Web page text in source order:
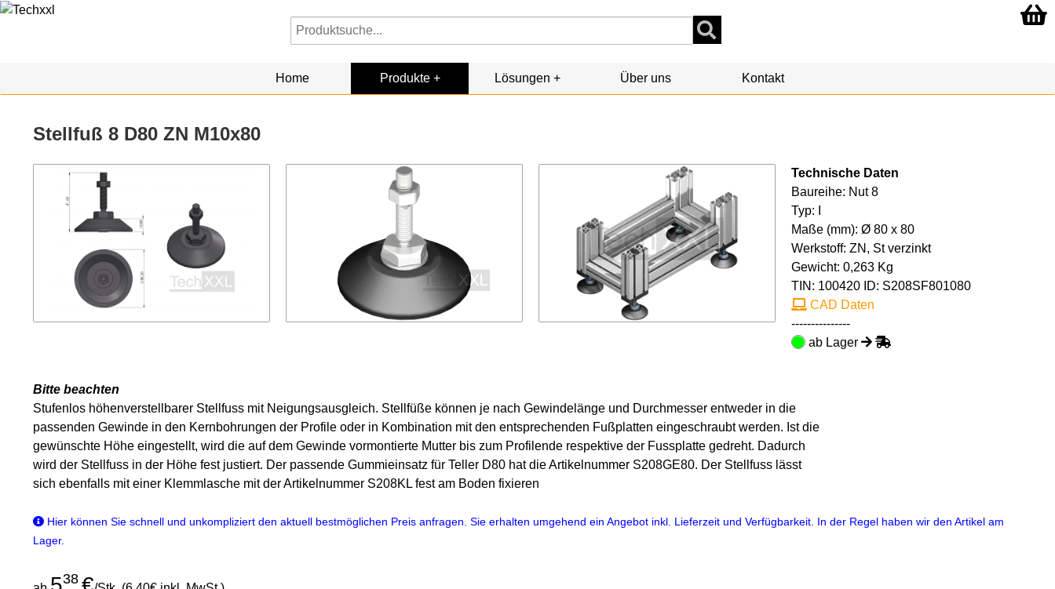
Home Produkte Lösungen Über uns Kontakt
Stellfuß 8 D80 ZN M10x80
Technische Daten
Baureihe: Nut 8
Typ: I
Maße (mm): Ø 80 x 80
Werkstoff: ZN, St verzinkt
Gewicht: 0,263 Kg
TIN: 100420 ID: S208SF801080
CAD Daten
---------------
ab Lager
Bitte beachten
Stufenlos höhenverstellbarer Stellfuss mit Neigungsausgleich. Stellfüße können je nach Gewindelänge und Durchmesser entweder in die
passenden Gewinde in den Kernbohrungen der Profile oder in Kombination mit den entsprechenden Fußplatten eingeschraubt werden. Ist die
gewünschte Höhe eingestellt, wird die auf dem Gewinde vormontierte Mutter bis zum Profilende respektive der Fussplatte gedreht. Dadurch
wird der Stellfuss in der Höhe fest justiert. Der passende Gummieinsatz für Teller D80 hat die Artikelnummer S208GE80. Der Stellfuss lässt
sich ebenfalls mit einer Klemmlasche mit der Artikelnummer S208KL fest am Boden fixieren
Hier können Sie schnell und unkompliziert den aktuell bestmöglichen Preis anfragen. Sie erhalten umgehend ein Angebot inkl. Lieferzeit und Verfügbarkeit. In der Regel haben wir den Artikel am
Lager.
38